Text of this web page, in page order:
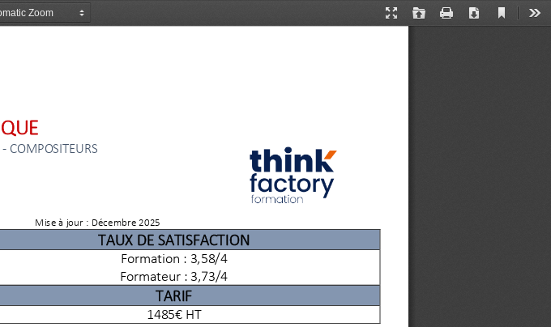
Presentation
Open Print Download
Current
- COMPOSITEURS
Mise à jour : Décembre 2025
TAUX DE SATISFACTION
Formation : 3,58/4
Formateur : 3,73/4
TARIF
1485€ HT